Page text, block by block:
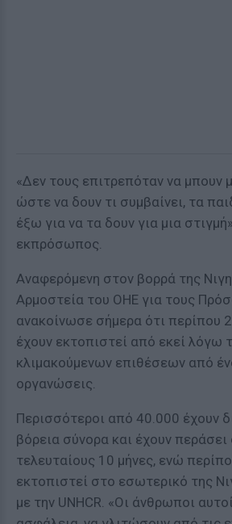
«Δεν τους επιτρεπόταν να μπουν
ώστε να δουν τι συμβαίνει, τα
έξω για να τα δουν για μια
εκπρόσωπος.
Αναφερόμενη στον βορρά της
Αρμοστεία του ΟΗΕ για τους
ανακοίνωσε σήμερα ότι περίπου
έχουν εκτοπιστεί από εκεί λόγω
κλιμακούμενων επιθέσεων από
οργανώσεις.
Περισσότεροι από 40.000 έχουν
βόρεια σύνορα και έχουν
τελευταίους 10 μήνες, ενώ
εκτοπιστεί στο εσωτερικό της
με την UNHCR. «Οι άνθρωποι